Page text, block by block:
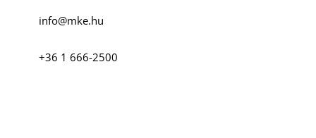
info@mke.hu
+36 1 666-2500